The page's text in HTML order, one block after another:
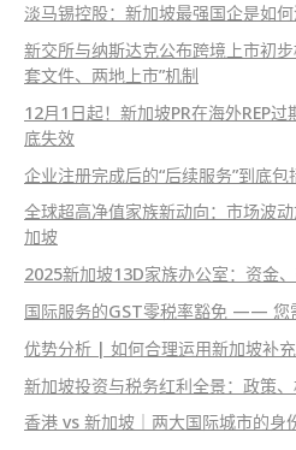
淡马锡控股：新加坡最强国企是如
新交所与纳斯达克公布跨境上市初
套文件、两地上市”机制
12月1日起！新加坡PR在海外REP
底失效
企业注册完成后的“后续服务”到底包
全球超高净值家族新动向：市场波
加坡
2025新加坡13D家族办公室：资金
国际服务的GST零税率豁免 —— 您
优势分析 | 如何合理运用新加坡补充
新加坡投资与税务红利全景：政策
香港 vs 新加坡｜两大国际城市的身